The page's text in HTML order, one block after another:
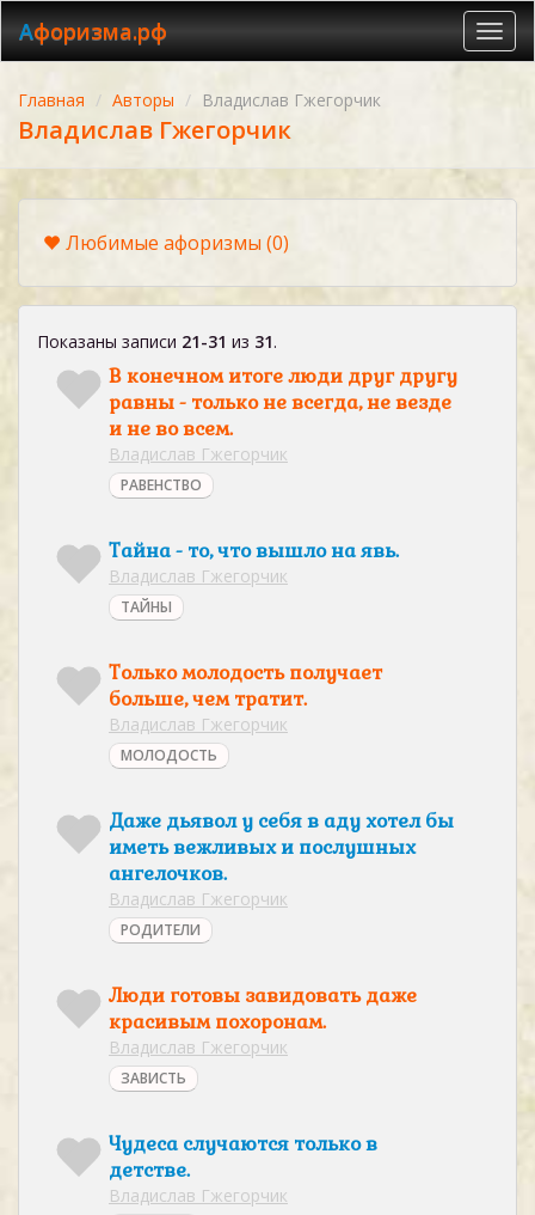
Афоризма.рф
Главная Авторы Владислав Гжегорчик
Владислав Гжегорчик
Любимые афоризмы (0)
Показаны записи 21-31 из 31.
В конечном итоге люди друг другу
равны - только не всегда, не везде
и не во всем.
Владислав Гжегорчик
РАВЕНСТВО
Тайна - то, что вышло на явь.
Владислав Гжегорчик
ТАЙНЫ
Только молодость получает
больше, чем тратит.
Владислав Гжегорчик
МОЛОДОСТЬ
Даже дьявол у себя в аду хотел бы
иметь вежливых и послушных
ангелочков.
Владислав Гжегорчик
РОДИТЕЛИ
Люди готовы завидовать даже
красивым похоронам.
Владислав Гжегорчик
ЗАВИСТЬ
Чудеса случаются только в
детстве.
Владислав Гжегорчик